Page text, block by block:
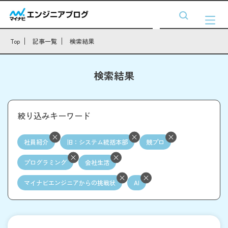
Top 記事一覧 検索結果
検索結果
絞り込みキーワード
社員紹介 旧：システム統括本部 競プロ
プログラミング 会社生活
マイナビエンジニアからの挑戦状 AI